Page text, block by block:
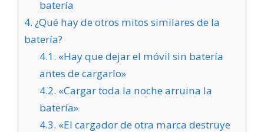
batería
4. ¿Qué hay de otros mitos similares de la
batería?
4.1. «Hay que dejar el móvil sin batería
antes de cargarlo»
4.2. «Cargar toda la noche arruina la
batería»
4.3. «El cargador de otra marca destruye